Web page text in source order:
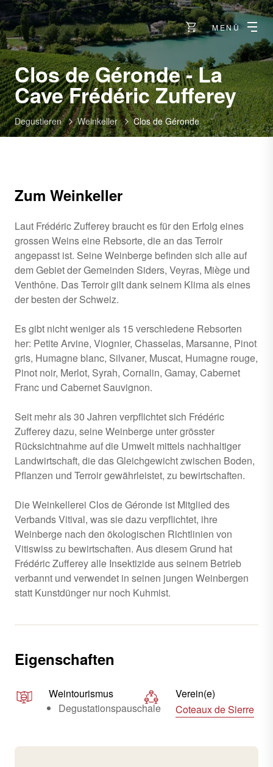
MENÜ
Clos de Géronde - La
Cave Frédéric Zufferey-
Degustieren Weinkeller Clos de Géronde
Zum Weinkeller
Laut Frédéric Zufferey braucht es für den Erfolg eines
grossen Weins eine Rebsorte, die an das Terroir
angepasst ist. Seine Weinberge befinden sich alle auf
dem Gebiet der Gemeinden Siders, Veyras, Miège und
Venthône. Das Terroir gilt dank seinem Klima als eines
der besten der Schweiz.
Es gibt nicht weniger als 15 verschiedene Rebsorten
her: Petite Arvine, Viognier, Chasselas, Marsanne, Pinot
gris, Humagne blanc, Silvaner, Muscat, Humagne rouge,
Pinot noir, Merlot, Syrah, Cornalin, Gamay, Cabernet
Franc und Cabernet Sauvignon.
Seit mehr als 30 Jahren verpflichtet sich Frédéric
Zufferey dazu, seine Weinberge unter grösster
Rücksichtnahme auf die Umwelt mittels nachhaltiger
Landwirtschaft, die das Gleichgewicht zwischen Boden,
Pflanzen und Terroir gewährleistet, zu bewirtschaften.
Die Weinkellerei Clos de Géronde ist Mitglied des
Verbands Vitival, was sie dazu verpflichtet, ihre
Weinberge nach den ökologischen Richtlinien von
Vitiswiss zu bewirtschaften. Aus diesem Grund hat
Frédéric Zufferey alle Insektizide aus seinem Betrieb
verbannt und verwendet in seinen jungen Weinbergen
statt Kunstdünger nur noch Kuhmist.
Eigenschaften
Weintourismus
Degustationspauschale
Verein(e)
Coteaux de Sierre